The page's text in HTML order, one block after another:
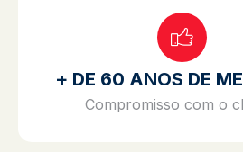
+ DE 60 ANOS DE
Compromisso com o